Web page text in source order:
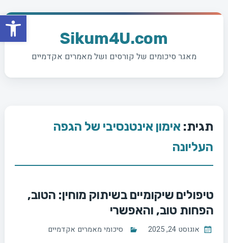
Skip
Sikum4U.com
מאגר סיכומים של קורסים ושל מאמרים אקדמיים
תגית: אימון אינטנסיבי של הגפה
העליונה
טיפולים שיקומיים בשיתוק מוחין: הטוב,
הפחות טוב, והאפשרי
אוגוסט 24, 2025 סיכומי מאמרים אקדמיים
פתח